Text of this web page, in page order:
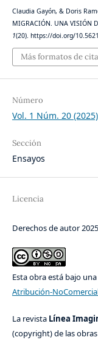
Claudia Gayón, & Doris
MIGRACIÓN. UNA VISIÓN
1(20). https://doi.org/
Más formatos de cita
Número
Vol. 1 Núm. 20
Sección
Ensayos
Licencia
Derechos de autor
Esta obra está bajo
Atribución-
La revista Línea
(copyright) de las